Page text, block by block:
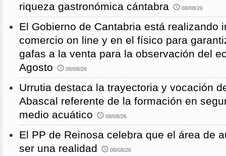
riqueza gastronómica cántabra
08/08/26
El Gobierno de Cantabria está realizando
comercio on line y en el físico para
gafas a la venta para la observación del
Agosto
08/08/26
Urrutia destaca la trayectoria y vocación
Abascal referente de la formación en
medio acuático
08/08/26
El PP de Reinosa celebra que el área de
ser una realidad
08/08/26